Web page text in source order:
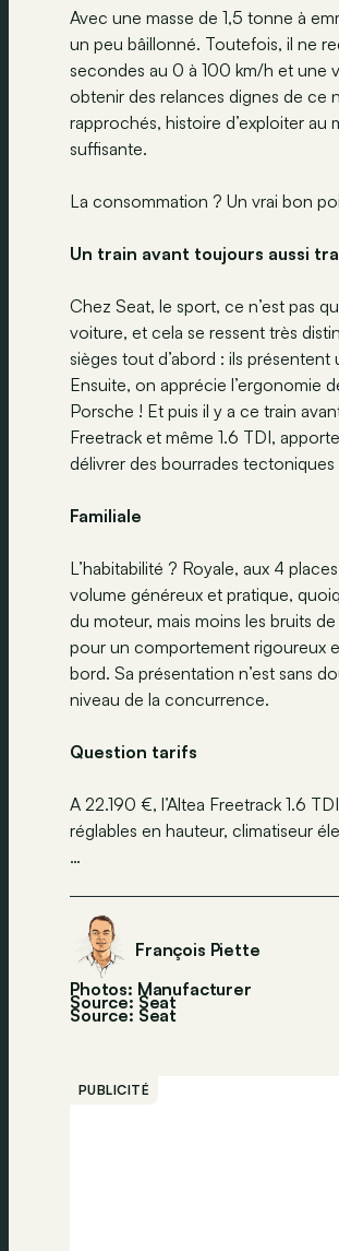
Avec une masse de 1,5 tonne à
un peu bâillonné. Toutefois, il ne
secondes au 0 à 100 km/h et une
obtenir des relances dignes de ce
rapprochés, histoire d’exploiter au
suffisante.
La consommation ? Un vrai bon
Un train avant toujours aussi
Chez Seat, le sport, ce n’est pas
voiture, et cela se ressent très
sièges tout d’abord : ils
Ensuite, on apprécie l’ergonomie
Porsche ! Et puis il y a ce train
Freetrack et même 1.6 TDI,
délivrer des bourrades
Familiale
L’habitabilité ? Royale, aux 4
volume généreux et pratique,
du moteur, mais moins les bruits
pour un comportement rigoureux
bord. Sa présentation n’est sans
niveau de la concurrence.
Question tarifs
A 22.190 €, l’Altea Freetrack 1.6
réglables en hauteur, climatiseur
…
François Piette
Photos: Manufacturer
Source: Seat
Source: Seat
PUBLICITÉ